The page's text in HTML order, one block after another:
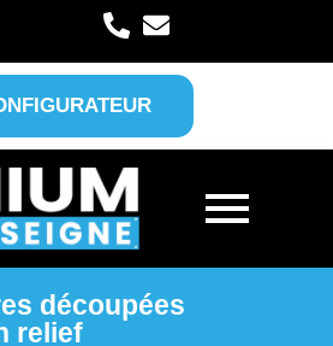
découpées
relief